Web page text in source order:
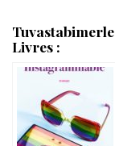
Livres :